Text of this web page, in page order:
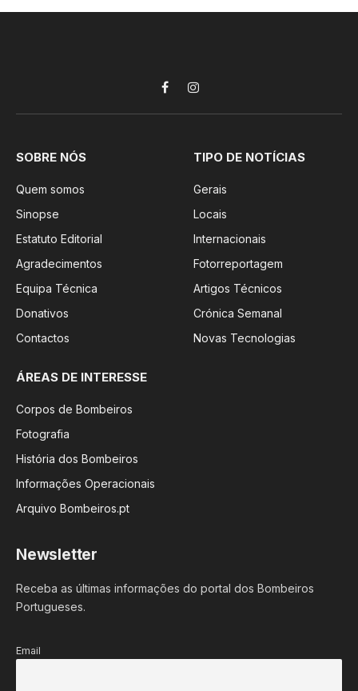
FacebookInstagram
SOBRE NÓS
Quem somos
Sinopse
Estatuto Editorial
Agradecimentos
Equipa Técnica
Donativos
Contactos
TIPO DE NOTÍCIAS
Gerais
Locais
Internacionais
Fotorreportagem
Artigos Técnicos
Crónica Semanal
Novas Tecnologias
ÁREAS DE INTERESSE
Corpos de Bombeiros
Fotografia
História dos Bombeiros
Informações Operacionais
Arquivo Bombeiros.pt
Newsletter
Receba as últimas informações do portal dos Bombeiros
Portugueses.
Email